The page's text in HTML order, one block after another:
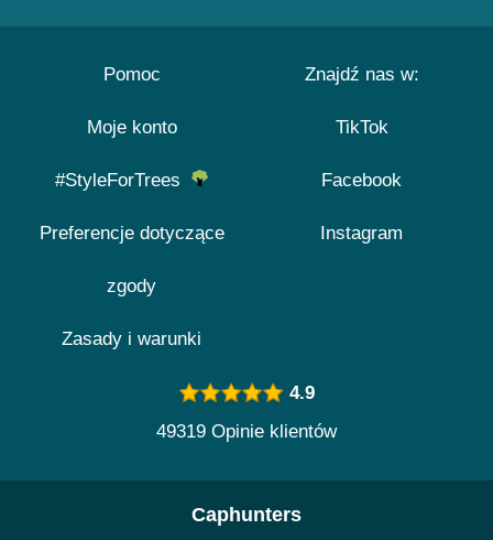
Pomoc
Moje konto
#StyleForTrees
Preferencje dotyczące
zgody
Zasady i warunki
Znajdź nas w:
TikTok
Facebook
Instagram
4.9
49319 Opinie klientów
Caphunters